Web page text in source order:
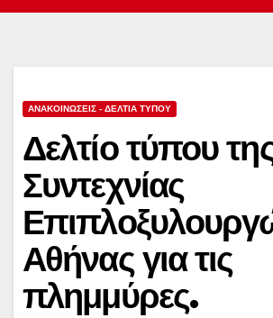
ΑΝΑΚΟΙΝΏΣΕΙΣ - ΔΕΛΤΊΑ ΤΎΠΟΥ
Δελτίο τύπου
Συντεχνίας
Αθήνας για τις
πλημμύρες.